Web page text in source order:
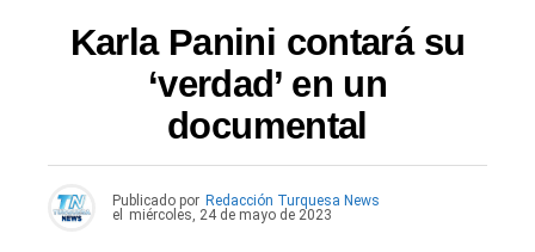
Karla Panini contará su
‘verdad’ en un
documental
Publicado por Redacción Turquesa News
el
miércoles, 24 de mayo de 2023